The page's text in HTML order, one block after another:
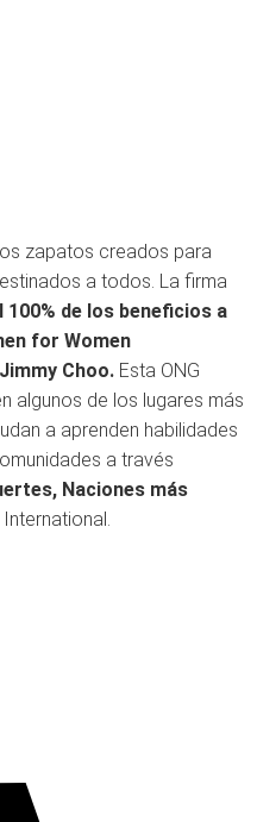
zapatos creados para
a todos. La firma
100% de los beneficios a
for Women
Choo. Esta ONG
algunos de los lugares más
a aprenden habilidades
a través
Naciones más